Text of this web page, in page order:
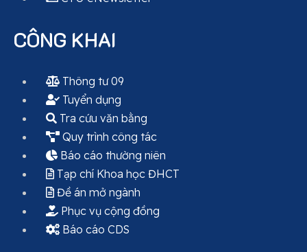
CÔNG KHAI
Thông tư 09
Tuyển dụng
Tra cứu văn bằng
Quy trình công tác
Báo cáo thường niên
Tạp chí Khoa học ĐHCT
Đề án mở ngành
Phục vụ cộng đồng
Báo cáo CDS